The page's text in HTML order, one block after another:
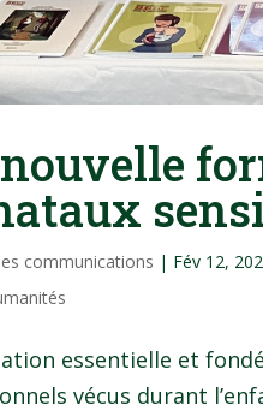
communications | Fév 12,
essentielle et
vécus durant